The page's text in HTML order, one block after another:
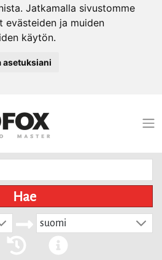
Jatkamalla sivustomme
evästeiden ja muiden
käytön.
asetuksiani
Hae
suomi